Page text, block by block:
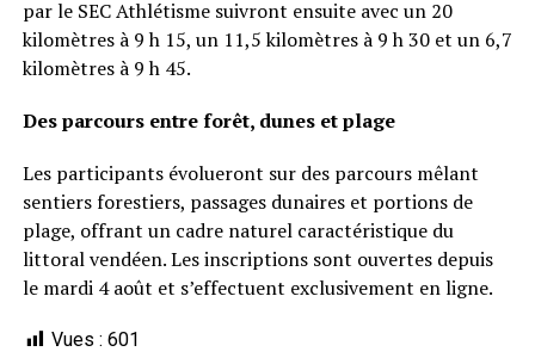
par le SEC Athlétisme suivront ensuite avec un 20
kilomètres à 9 h 15, un 11,5 kilomètres à 9 h 30 et un 6,7
kilomètres à 9 h 45.
Des parcours entre forêt, dunes et plage
Les participants évolueront sur des parcours mêlant
sentiers forestiers, passages dunaires et portions de
plage, offrant un cadre naturel caractéristique du
littoral vendéen. Les inscriptions sont ouvertes depuis
le mardi 4 août et s’effectuent exclusivement en ligne.
Vues : 601